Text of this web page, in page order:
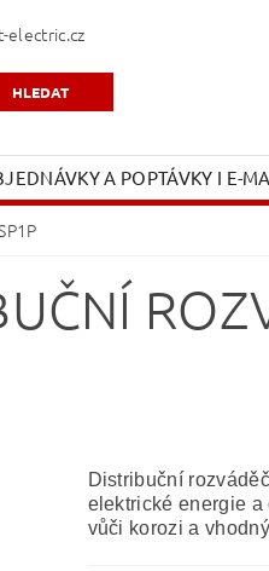
electric.cz
A POPTÁVKY I E-
Distribuční
elektrické energie
vůči korozi a